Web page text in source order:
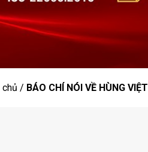
chủ / BÁO CHÍ NÓI VỀ HÙNG VIỆT